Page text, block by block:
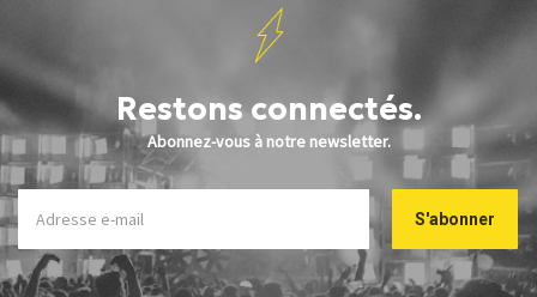
Restons connectés.
Abonnez-vous à notre newsletter.